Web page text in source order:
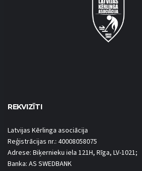
REKVIZĪTI
Latvijas Kērlinga asociācija
Reģistrācijas nr.: 40008058075
Adrese: Biķernieku iela 121H, Rīga, LV-1021;
Banka: AS SWEDBANK